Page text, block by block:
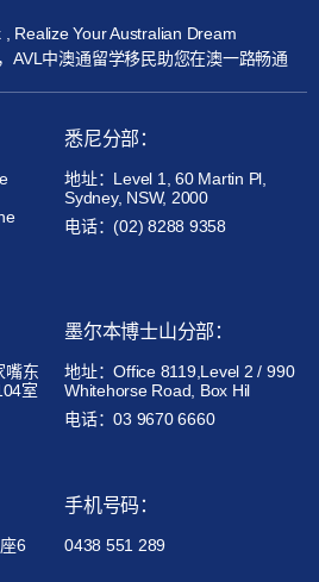
Realize Your Australian Dream
AVL中澳通留学移民助您在澳一路畅通
悉尼分部：
地址：Level 1, 60 Martin Pl,
Sydney, NSW, 2000
电话：(02) 8288 9358
嘴东
室
墨尔本博士山分部：
地址：Office 8119,Level 2 / 990
Whitehorse Road, Box Hil
电话：03 9670 6660
6
手机号码：
0438 551 289